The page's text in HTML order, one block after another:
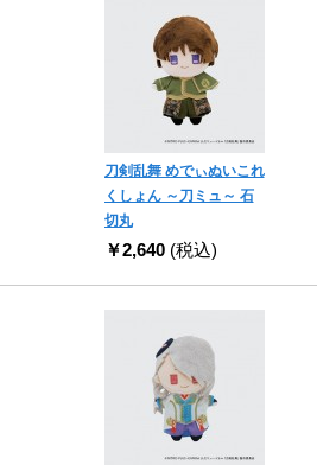
刀剣乱舞 めでぃぬいこれ
くしょん ～刀ミュ～ 石
切丸
￥2,640 (税込)